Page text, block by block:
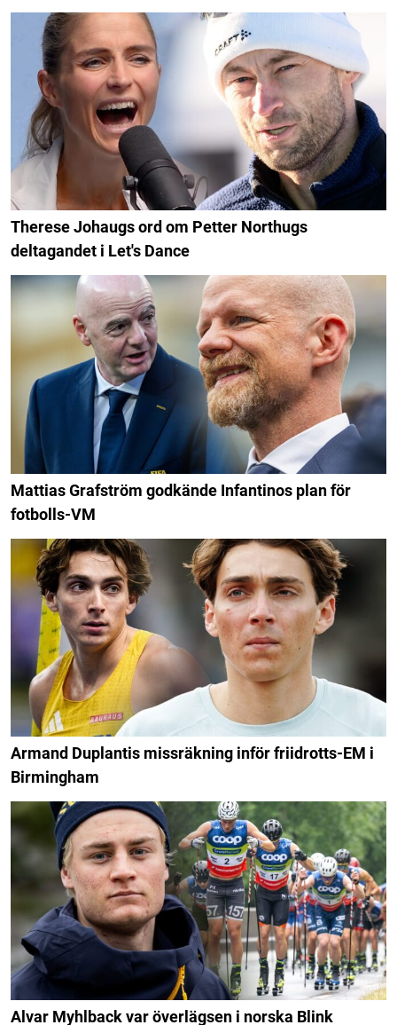
Therese Johaugs ord om Petter Northugs
deltagandet i Let's Dance
Mattias Grafström godkände Infantinos plan för
fotbolls-VM
Armand Duplantis missräkning inför friidrotts-EM i
Birmingham
Alvar Myhlback var överlägsen i norska Blink